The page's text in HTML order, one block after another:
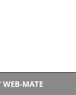
WEB-MATE